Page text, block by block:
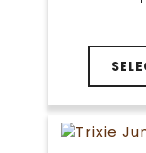
elegir
la
página
de
Este
tiene